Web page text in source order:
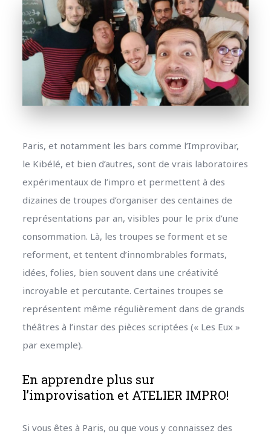
Paris, et notamment les bars comme l’Improvibar,
le Kibélé, et bien d’autres, sont de vrais laboratoires
expérimentaux de l’impro et permettent à des
dizaines de troupes d’organiser des centaines de
représentations par an, visibles pour le prix d’une
consommation. Là, les troupes se forment et se
reforment, et tentent d’innombrables formats,
idées, folies, bien souvent dans une créativité
incroyable et percutante. Certaines troupes se
représentent même régulièrement dans de grands
théâtres à l’instar des pièces scriptées (« Les Eux »
par exemple).
En apprendre plus sur
l’improvisation et ATELIER IMPRO!
Si vous êtes à Paris, ou que vous y connaissez des